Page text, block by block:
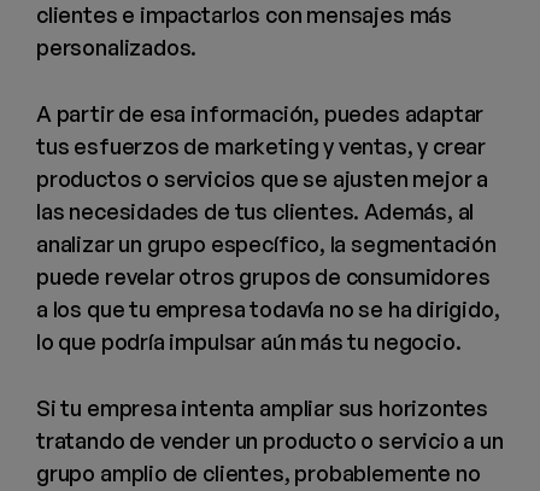
clientes e impactarlos con mensajes más
personalizados.
A partir de esa información, puedes adaptar
tus esfuerzos de marketing y ventas, y crear
productos o servicios que se ajusten mejor a
las necesidades de tus clientes. Además, al
analizar un grupo específico, la segmentación
puede revelar otros grupos de consumidores
a los que tu empresa todavía no se ha dirigido,
lo que podría impulsar aún más tu negocio.
Si tu empresa intenta ampliar sus horizontes
tratando de vender un producto o servicio a un
grupo amplio de clientes, probablemente no